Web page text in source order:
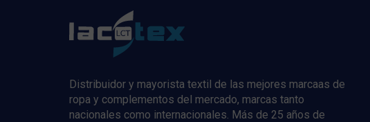
Distribuidor y mayorista textil de las mejores marcaas de
ropa y complementos del mercado, marcas tanto
nacionales como internacionales. Más de 25 años de